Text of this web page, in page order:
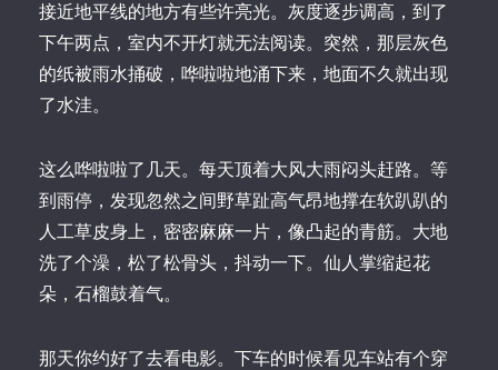
接近地平线的地方有些许亮光。灰度逐步调高，到了
下午两点，室内不开灯就无法阅读。突然，那层灰色
的纸被雨水捅破，哗啦啦地涌下来，地面不久就出现
了水洼。
这么哗啦啦了几天。每天顶着大风大雨闷头赶路。等
到雨停，发现忽然之间野草趾高气昂地撑在软趴趴的
人工草皮身上，密密麻麻一片，像凸起的青筋。大地
洗了个澡，松了松骨头，抖动一下。仙人掌缩起花
朵，石榴鼓着气。
那天你约好了去看电影。下车的时候看见车站有个穿